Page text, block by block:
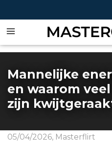
Mannelijke
en waarom
zijn
05/04/2026, Masterflirt